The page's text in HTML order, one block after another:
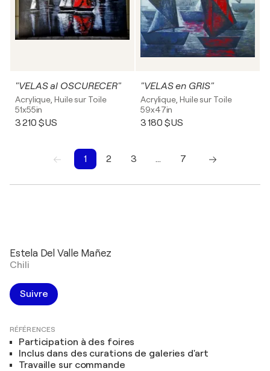
"VELAS al OSCURECER"
Acrylique, Huile sur Toile
51x55in
3 210 $US
"VELAS en GRIS"
Acrylique, Huile sur Toile
59x47in
3 180 $US
1 2 3 …
7
Estela Del Valle Mañez
Chili
Suivre
RÉFÉRENCES
Participation à des foires
Inclus dans des curations de galeries d'art
Travaille sur commande